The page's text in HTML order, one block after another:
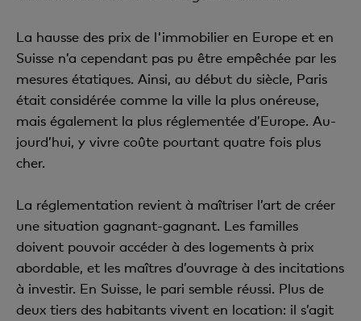
La hausse des prix de l'immobilier en Europe et en
Suisse n’a cependant pas pu être empêchée par les
mesures étatiques. Ainsi, au début du siècle, Paris
était considérée comme la ville la plus onéreuse,
mais également la plus réglementée d’Europe. Au-
jourd’hui, y vivre coûte pourtant quatre fois plus
cher.
La réglementation revient à maîtriser l’art de créer
une situation gagnant-gagnant. Les familles
doivent pouvoir accéder à des logements à prix
abordable, et les maîtres d’ouvrage à des incitations
à investir. En Suisse, le pari semble réussi. Plus de
deux tiers des habitants vivent en location: il s’agit